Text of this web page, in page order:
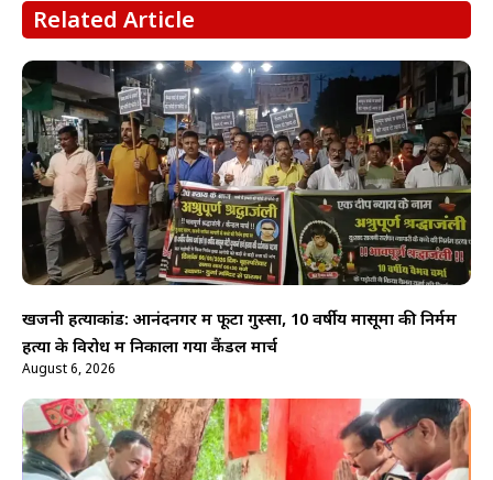
Related Article
खजनी हत्याकांड: आनंदनगर में फूटा गुस्सा, 10 वर्षीय मासूमों की निर्मम
हत्या के विरोध में निकाला गया कैंडल मार्च
August 6, 2026